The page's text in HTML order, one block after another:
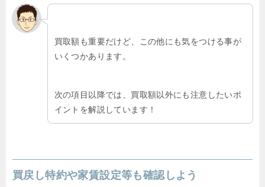
買取額も重要だけど、この他にも気をつける事が
いくつかあります。
次の項目以降では、買取額以外にも注意したいポ
イントを解説しています！
買戻し特約や家賃設定等も確認しよう